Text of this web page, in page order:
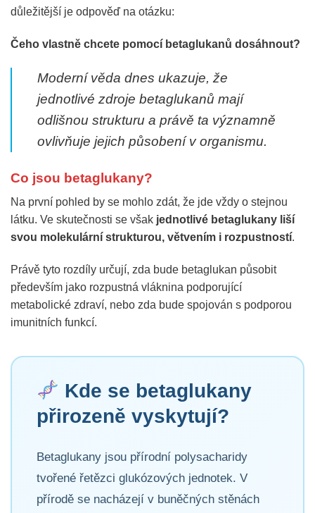
důležitější je odpověď na otázku:
Čeho vlastně chcete pomocí betaglukanů dosáhnout?
Moderní věda dnes ukazuje, že
jednotlivé zdroje betaglukanů mají
odlišnou strukturu a právě ta významně
ovlivňuje jejich působení v organismu.
Co jsou betaglukany?
Na první pohled by se mohlo zdát, že jde vždy o stejnou
látku. Ve skutečnosti se však jednotlivé betaglukany liší
svou molekulární strukturou, větvením i rozpustností.
Právě tyto rozdíly určují, zda bude betaglukan působit
především jako rozpustná vláknina podporující
metabolické zdraví, nebo zda bude spojován s podporou
imunitních funkcí.
Kde se betaglukany
přirozeně vyskytují?
Betaglukany jsou přírodní polysacharidy
tvořené řetězci glukózových jednotek. V
přírodě se nacházejí v buněčných stěnách